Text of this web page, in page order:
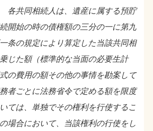
各共同相続人は、遺産に属する預貯
開始の時の債権額の三分の一に第九
条の規定により算定した当該共同相
じた額（標準的な当面の必要生計
の費用の額その他の事情を勘案して
者ごとに法務省令で定める額を限度
ては、単独でその権利を行使するこ
場合において、当該権利の行使をし